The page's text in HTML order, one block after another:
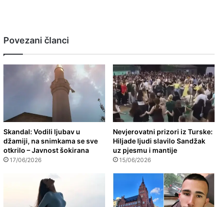
Povezani članci
Skandal: Vodili ljubav u
džamiji, na snimkama se sve
otkrilo – Javnost šokirana
17/06/2026
Nevjerovatni prizori iz Turske:
Hiljade ljudi slavilo Sandžak
uz pjesmu i mantije
15/06/2026